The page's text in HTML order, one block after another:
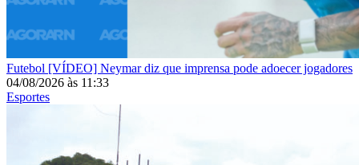
Futebol [VÍDEO] Neymar diz que imprensa pode adoecer jogadores
04/08/2026 às 11:33
Esportes